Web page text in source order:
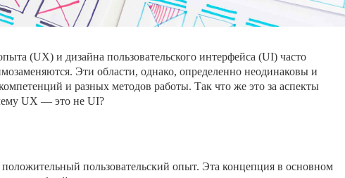
(UX) и дизайна пользовательского интерфейса (UI) часто
Эти области, однако, определенно неодинаковы и
и разных методов работы. Так что же это за аспекты
UX — это не UI?
пользовательский опыт. Эта концепция в основном